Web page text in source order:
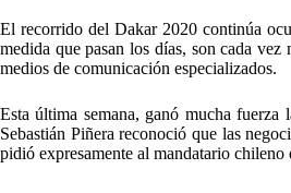
El recorrido del Dakar 2020 continúa
medida que pasan los días, son cada
medios de comunicación especializados.
Esta última semana, ganó mucha
Sebastián Piñera reconoció que las
pidió expresamente al mandatario